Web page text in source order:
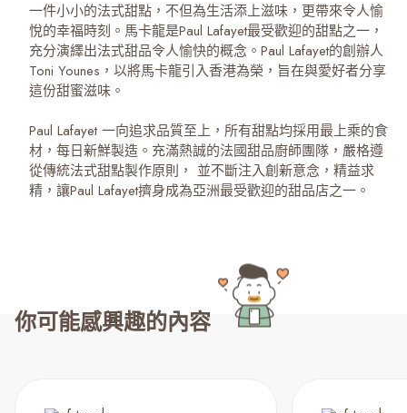
一件小小的法式甜點，不但為生活添上滋味，更帶來令人愉
悅的幸福時刻。馬卡龍是Paul Lafayet最受歡迎的甜點之一，
充分演繹出法式甜品令人愉快的概念。Paul Lafayet的創辦人
Toni Younes，以將馬卡龍引入香港為榮，旨在與愛好者分享
這份甜蜜滋味。
Paul Lafayet 一向追求品質至上，所有甜點均採用最上乘的食
材，每日新鮮製造。充滿熱誠的法國甜品廚師團隊，嚴格遵
從傳統法式甜點製作原則， 並不斷注入創新意念，精益求
精，讓Paul Lafayet擠身成為亞洲最受歡迎的甜品店之一。
你可能感興趣的內容